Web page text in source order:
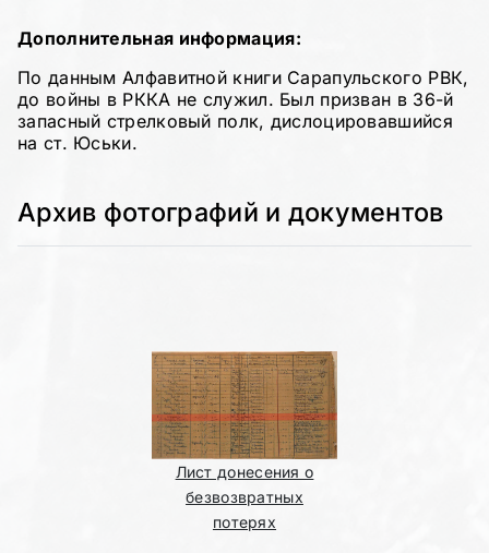
Дополнительная информация:
По данным Алфавитной книги Сарапульского РВК,
до войны в РККА не служил. Был призван в 36-й
запасный стрелковый полк, дислоцировавшийся
на ст. Юськи.
Архив фотографий и документов
Лист донесения о
безвозвратных
потерях